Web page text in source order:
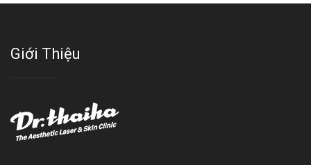
Giới Thiệu